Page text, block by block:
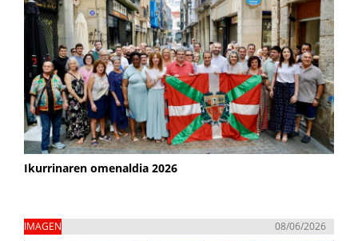
Ikurrinaren omenaldia 2026
IMAGEN 08/06/2026